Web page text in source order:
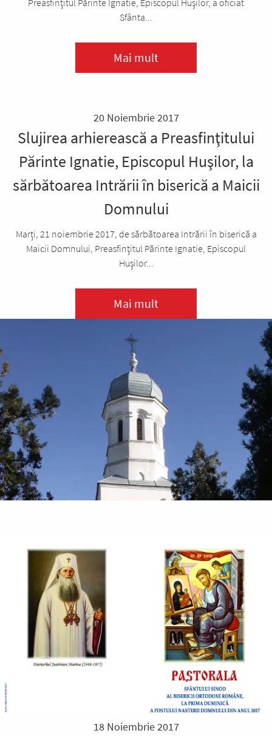
Preasfinţitul Părinte Ignatie, Episcopul Huşilor, a oficiat
Sfânta...
Mai mult
20 Noiembrie 2017
Slujirea arhierească a Preasfinţitului
Părinte Ignatie, Episcopul Huşilor, la
sărbătoarea Intrării în biserică a Maicii
Domnului
Marți, 21 noiembrie 2017, de sărbătoarea Intrării în biserică a
Maicii Domnului, Preasfinţitul Părinte Ignatie, Episcopul
Huşilor...
Mai mult
18 Noiembrie 2017